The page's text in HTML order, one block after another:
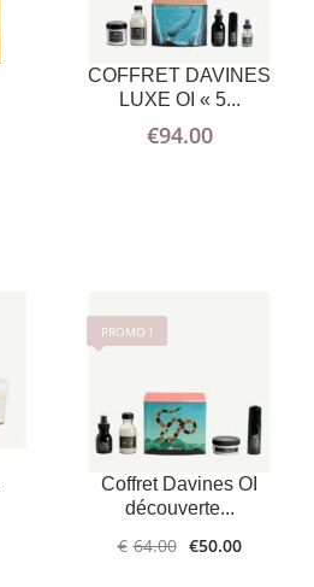
COFFRET DAVINES
LUXE OI « 5...
€94.00
PROMO !
Coffret Davines OI
découverte...
€ 64.00 €50.00
AJOUTER AU
PANIER
PLUS
D'INFOS
LIRE LA
SUITE
PLUS
D'INFOS